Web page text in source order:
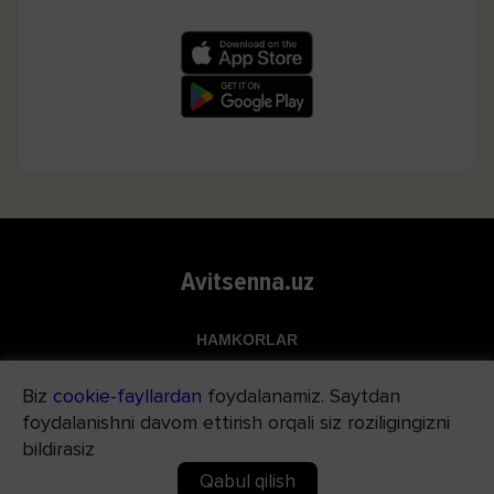
Avitsenna.uz
HAMKORLAR
Apteka.uz
Med24.uz
Biz cookie-fayllardan foydalanamiz. Saytdan
foydalanishni davom ettirish orqali siz roziligingizni
bildirasiz
Qabul qilish